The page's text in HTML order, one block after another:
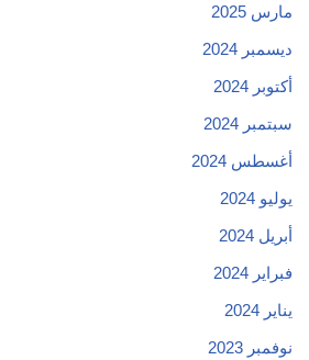
مارس 2025
ديسمبر 2024
أكتوبر 2024
سبتمبر 2024
أغسطس 2024
يوليو 2024
أبريل 2024
فبراير 2024
يناير 2024
نوفمبر 2023